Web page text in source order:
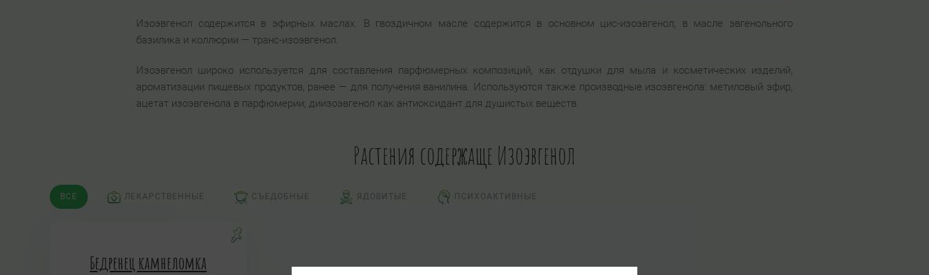
Изоэвгенол содержится в эфирных маслах. В гвоздичном масле содержится в основном цис-изоэвгенол, в масле эвгенольного
базилика и коллюрии — транс-изоэвгенол.
Изоэвгенол широко используется для составления парфюмерных композиций, как отдушки для мыла и косметических изделий,
ароматизации пищевых продуктов, ранее — для получения ванилина. Используются также производные изоэвгенола: метиловый эфир,
ацетат изоэвгенола в парфюмерии; диизоэвгенол как антиоксидант для душистых веществ.
Растения содержаще Изоэвгенол
ВСЕ ЛЕКАРСТВЕННЫЕ СЪЕДОБНЫЕ ЯДОВИТЫЕ ПСИХОАКТИВНЫЕ
Бедренец камнеломка